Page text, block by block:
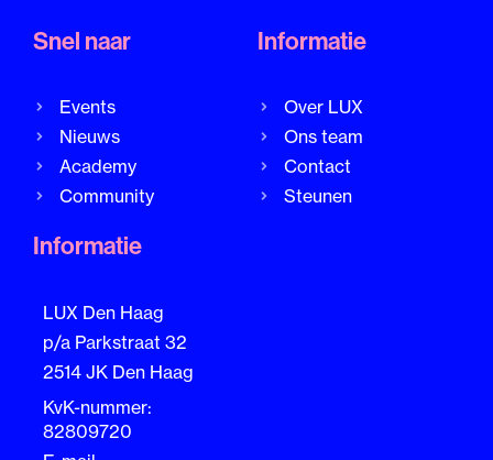
Snel naar
Events
Nieuws
Academy
Community
Informatie
Over LUX
Ons team
Contact
Steunen
Informatie
LUX Den Haag
p/a Parkstraat 32
2514 JK Den Haag
KvK-nummer:
82809720